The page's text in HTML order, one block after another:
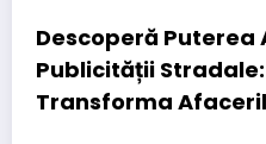
Descoperă Puterea
Publicității
Transforma